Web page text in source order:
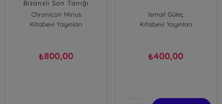
Bizanslı Son Tanığı
Yorgios Sfrancis'in
Anıları;– Chronicon Minus
-
Chronicon Minus
Kitabevi Yayınları
₺800,00
İsmail Güleç
Kitabevi Yayınları
₺400,00